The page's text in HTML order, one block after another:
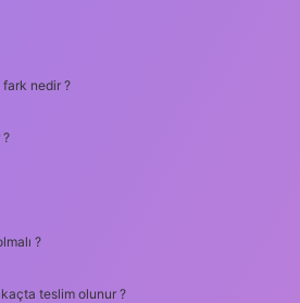
fark nedir ?
?
?
teslim olunur ?